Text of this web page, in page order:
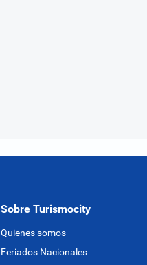
Sobre Turismocity
Quienes somos
Feriados Nacionales